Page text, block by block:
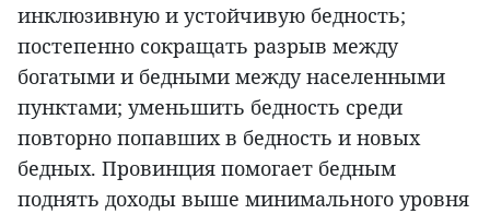
инклюзивную и устойчивую бедность;
постепенно сокращать разрыв между
богатыми и бедными между населенными
пунктами; уменьшить бедность среди
повторно попавших в бедность и новых
бедных. Провинция помогает бедным
поднять доходы выше минимального уровня